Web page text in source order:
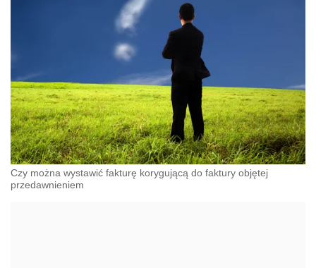
Czy można wystawić fakturę korygującą do faktury objętej
przedawnieniem